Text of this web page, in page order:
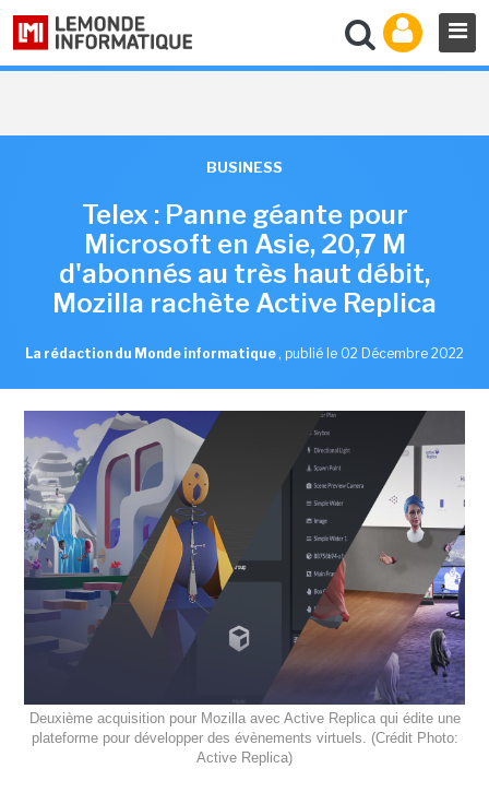
BUSINESS
Telex : Panne géante pour
Microsoft en Asie, 20,7 M
d'abonnés au très haut débit,
Mozilla rachète Active Replica
La rédaction du Monde informatique , publié le 02 Décembre 2022
Deuxième acquisition pour Mozilla avec Active Replica qui édite une
plateforme pour développer des évènements virtuels. (Crédit Photo:
Active Replica)